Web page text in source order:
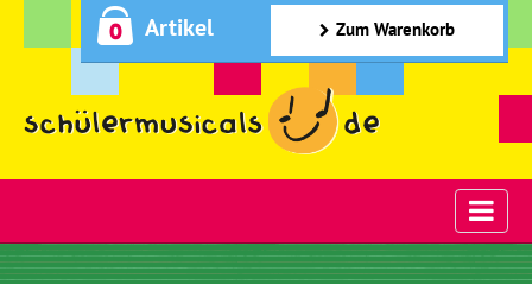
0 Artikel Zum Warenkorb